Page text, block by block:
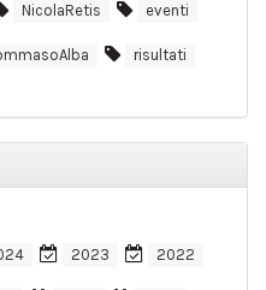
NicolaRetis eventi
risultati
2023 2022